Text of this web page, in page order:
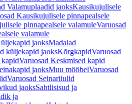
Valamuplaadid jaoksKausikujulisele
Kausikujulisele pinnapealsele
pinnapealsele valamuleVaruosad
valamule
jaoksMadalad
küljekapid jaoksKõrgkapidVaruosad
Varuosad Keskmised kapid
jaoksMuu mööbelVaruosad
Varuosad Seinariiulid
jaoksSahtlisisud ja
ja